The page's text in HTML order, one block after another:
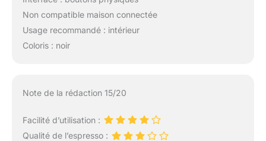
Non compatible maison connectée
Usage recommandé : intérieur
Coloris : noir
Note de la rédaction 15/20
Facilité d’utilisation :
Qualité de l’espresso :